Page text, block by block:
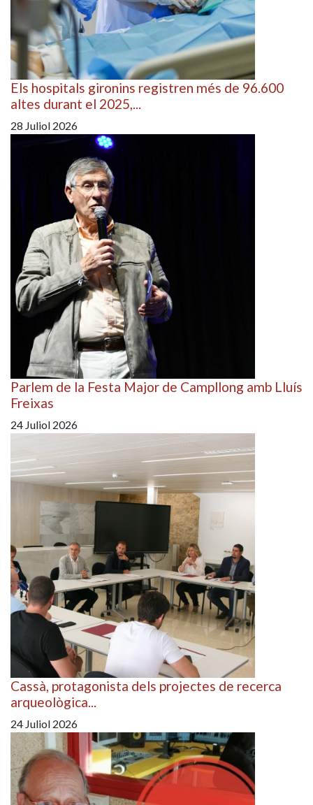
Els hospitals gironins registren més de 96.600
altes durant el 2025,...
28 Juliol 2026
Parlem de la Festa Major de Campllong amb Lluís
Freixas
24 Juliol 2026
Cassà, protagonista dels projectes de recerca
arqueològica...
24 Juliol 2026